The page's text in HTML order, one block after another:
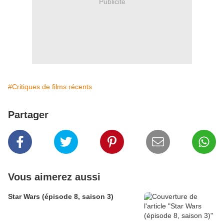
#Critiques de films récents
Partager
Vous aimerez aussi
Star Wars (épisode 8, saison 3)